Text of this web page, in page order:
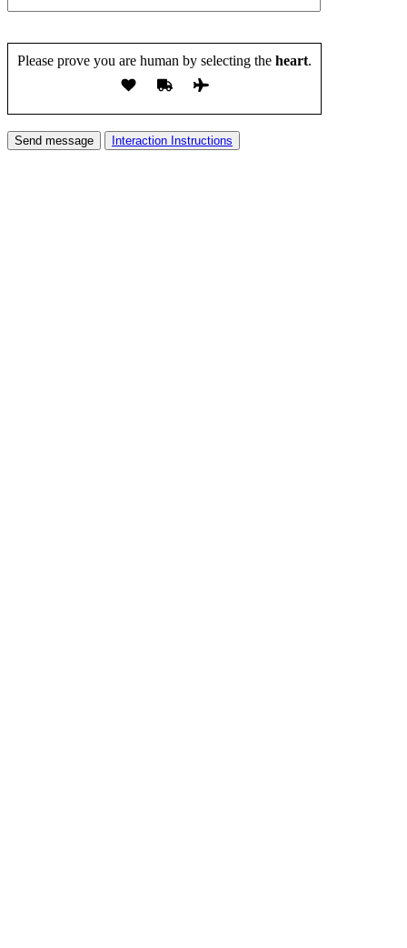
Please prove you are human by selecting the heart.
Send message Interaction Instructions